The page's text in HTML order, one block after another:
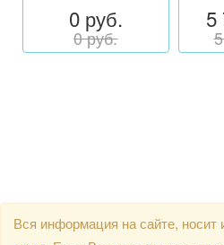
0 руб.
0 руб.
5
Вся информация на сайте,